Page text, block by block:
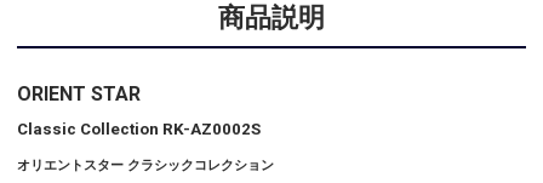
商品説明
ORIENT STAR
Classic Collection RK-AZ0002S
オリエントスター クラシックコレクション